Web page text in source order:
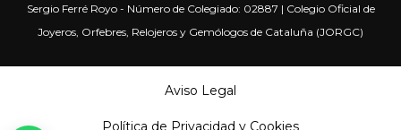
Sergio Ferré Royo - Número de Colegiado: 02887 | Colegio Oficial de
Joyeros, Orfebres, Relojeros y Gemólogos de Cataluña (JORGC)
Aviso Legal
Política de Privacidad y Cookies